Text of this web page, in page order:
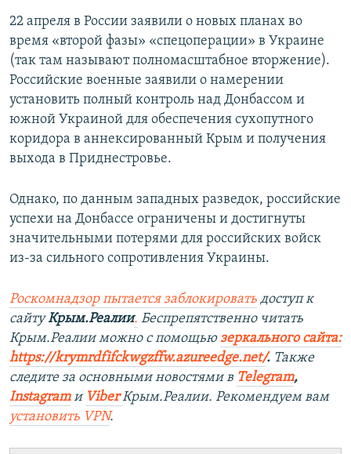
22 апреля в России заявили о новых планах во
время «второй фазы» «спецоперации» в Украине
(так там называют полномасштабное вторжение).
Российские военные заявили о намерении
установить полный контроль над Донбассом и
южной Украиной для обеспечения сухопутного
коридора в аннексированный Крым и получения
выхода в Приднестровье.
Однако, по данным западных разведок, российские
успехи на Донбассе ограничены и достигнуты
значительными потерями для российских войск
из-за сильного сопротивления Украины.
Роскомнадзор пытается заблокировать доступ к
сайтуКрым.Реалии. Беспрепятственно читать
Крым.Реалии можно с помощью зеркального сайта:
https://krymrdfifckwgzffw.azureedge.net/. ​ Также
следите за основными новостями в Telegram,
Instagram и ViberКрым.Реалии. Рекомендуем вам
установить VPN.